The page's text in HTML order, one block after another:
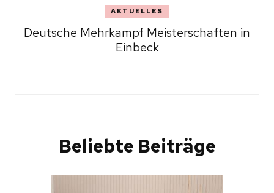
AKTUELLES
Deutsche Mehrkampf Meisterschaften in
Einbeck
Beliebte Beiträge